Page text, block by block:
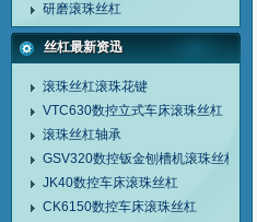
研磨滚珠丝杠
丝杠最新资迅
滚珠丝杠滚珠花键
VTC630数控立式车床滚珠丝杠
滚珠丝杠轴承
GSV320数控钣金刨槽机滚珠丝杠
JK40数控车床滚珠丝杠
CK6150数控车床滚珠丝杠